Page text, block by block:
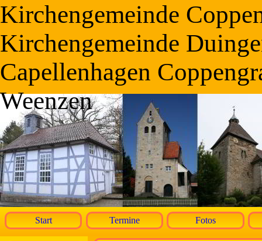
Kirchengemeinde
Kirchengemeinde
Capellenhagen
Weenzen
Start Termine Fotos